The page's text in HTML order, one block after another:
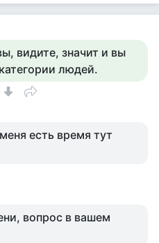
видите, значит и вы
людей.
есть время тут
вопрос в вашем